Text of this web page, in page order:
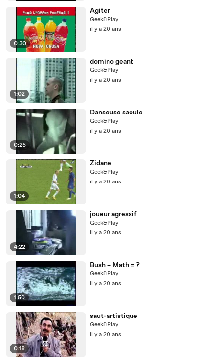
0:30
Agiter
Geek&Play
il y a 20 ans
1:02
domino geant
Geek&Play
il y a 20 ans
0:25
Danseuse saoule
Geek&Play
il y a 20 ans
1:04
Zidane
Geek&Play
il y a 20 ans
4:22
joueur agressif
Geek&Play
il y a 20 ans
1:50
Bush + Math = ?
Geek&Play
il y a 20 ans
0:18
saut-artistique
Geek&Play
il y a 20 ans